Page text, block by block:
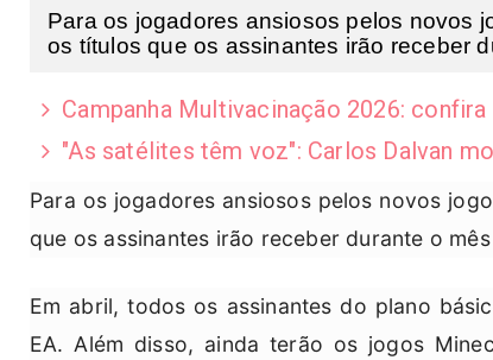
Para os jogadores ansiosos pelos novos
os títulos que os assinantes irão receber
Campanha Multivacinação 2026:
"As satélites têm voz": Carlos Dalvan
Para os jogadores ansiosos pelos novos
que os assinantes irão receber durante o
Em abril, todos os assinantes do plano
EA. Além disso, ainda terão os jogos